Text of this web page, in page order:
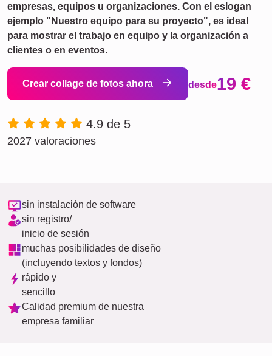
empresas, equipos u organizaciones. Con el eslogan
ejemplo "Nuestro equipo para su proyecto", es ideal
para mostrar el trabajo en equipo y la organización a
clientes o en eventos.
Crear collage de fotos ahora desde19 €
4.9 de 5
2027 valoraciones
sin instalación de software
sin registro/
inicio de sesión
muchas posibilidades de diseño
(incluyendo textos y fondos)
rápido y
sencillo
Calidad premium de nuestra
empresa familiar